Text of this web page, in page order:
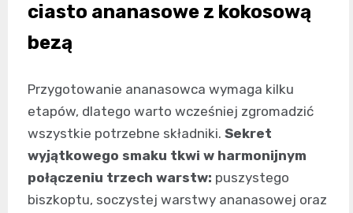
ciasto ananasowe z kokosową
bezą
Przygotowanie ananasowca wymaga kilku
etapów, dlatego warto wcześniej zgromadzić
wszystkie potrzebne składniki. Sekret
wyjątkowego smaku tkwi w harmonijnym
połączeniu trzech warstw: puszystego
biszkoptu, soczystej warstwy ananasowej oraz